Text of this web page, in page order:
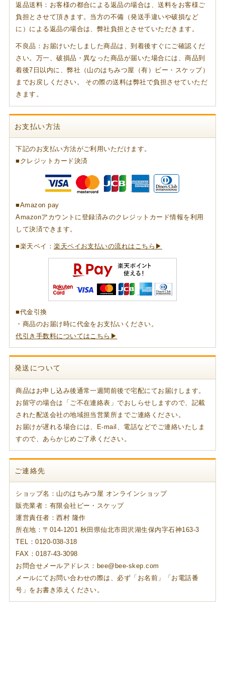
返品送料：お客様の都合による返品の場合は、送料をお客様ご
負担とさせて頂きます。当方の不備（発送手違いや破損など
に）による返品の場合は、弊社負担とさせていただきます。
不良品：お届けいたしました商品は、到着後すぐにご確認くだ
さい。万一、破損品・異なった商品が届いた場合には、商品到
着後7日以内に、弊社（山のはちみつ屋（有）ビー・スケップ）
までお戻しください。 その際の送料は弊社で負担させていただ
きます。
お支払い方法
下記のお支払い方法がご利用いただけます。
■クレジットカード決済
■Amazon pay
Amazonアカウントに登録済みのクレジットカード情報を利用
して決済できます。
■楽天ペイ：楽天ペイお支払いの流れはこちら▶
■代金引換
・商品のお届け時に代金をお支払いください。
代引き手数料についてはこちら▶
発送について
商品はお申し込み後通常一週間前後で宅配にてお届けします。
お留守の場合は「ご不在連絡表」でおしらせしますので、記載
された配送会社の地域担当営業所までご連絡ください。
お届けが遅れる場合には、E-mail、電話などでご連絡いたしま
すので、あらかじめご了承ください。
ご連絡先
ショップ名：山のはちみつ屋 オンラインショップ
販売業者：有限会社ビー・スケップ
運営責任者：西村 隆作
所在地：〒014-1201 秋田県仙北市田沢湖生保内字石神163-3
TEL：0120-038-318
FAX：0187-43-3098
お問合せメールアドレス：bee@bee-skep.com
メールにてお問い合わせの際は、必ず「お名前」「お電話番
号」をお書き添えください。